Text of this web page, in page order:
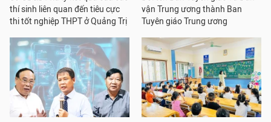
thí sinh liên quan đến tiêu cực
thi tốt nghiệp THPT ở Quảng Trị
vận Trung ương thành Ban
Tuyên giáo Trung ương